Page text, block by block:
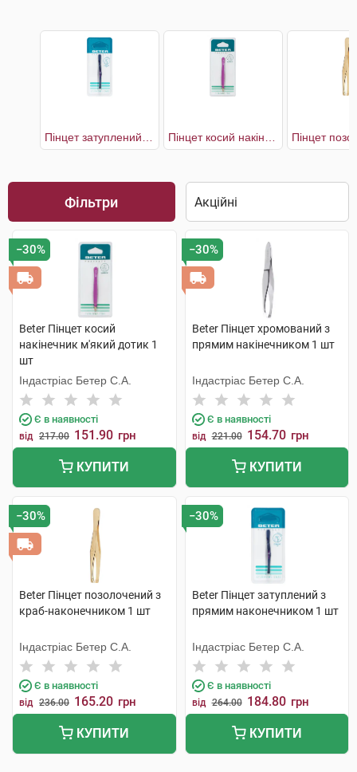
Фільтри
−30%
Beter Пінцет косий
накінечник м'який дотик 1
шт
Індастріас Бетер С.А.
Є в наявності
від 217.00 151.90 грн
КУПИТИ
−30%
Beter Пінцет хромований з
прямим накінечником 1 шт
Індастріас Бетер С.А.
Є в наявності
від 221.00 154.70 грн
КУПИТИ
−30%
Beter Пінцет позолочений з
краб-наконечником 1 шт
Індастріас Бетер С.А.
Є в наявності
від 236.00 165.20 грн
КУПИТИ
−30%
Beter Пінцет затуплений з
прямим наконечником 1 шт
Індастріас Бетер С.А.
Є в наявності
від 264.00 184.80 грн
КУПИТИ